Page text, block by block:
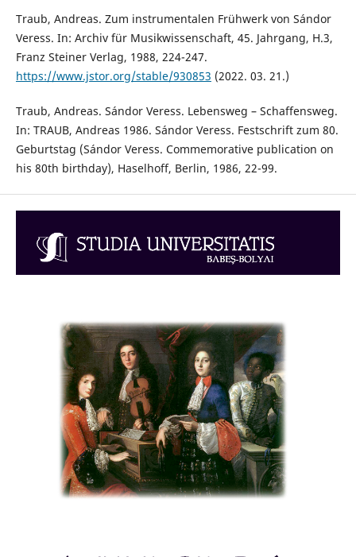
Traub, Andreas. Zum instrumentalen Frühwerk von Sándor
Veress. In: Archiv für Musikwissenschaft, 45. Jahrgang, H.3,
Franz Steiner Verlag, 1988, 224-247.
https://www.jstor.org/stable/930853 (2022. 03. 21.)
Traub, Andreas. Sándor Veress. Lebensweg – Schaffensweg.
In: TRAUB, Andreas 1986. Sándor Veress. Festschrift zum 80.
Geburtstag (Sándor Veress. Commemorative publication on
his 80th birthday), Haselhoff, Berlin, 1986, 22-99.